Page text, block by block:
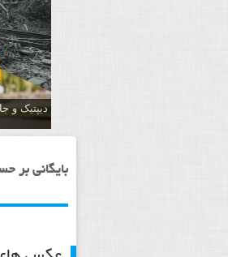
دیپتیک و
بایگانی بر